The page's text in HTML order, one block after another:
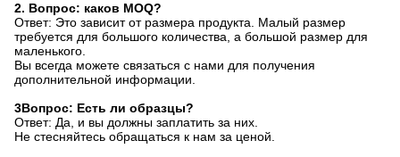
2. Вопрос: каков MOQ?
Ответ: Это зависит от размера продукта. Малый размер
требуется для большого количества, а большой размер для
маленького.
Вы всегда можете связаться с нами для получения
дополнительной информации.
3Вопрос: Есть ли образцы?
Ответ: Да, и вы должны заплатить за них.
Не стесняйтесь обращаться к нам за ценой.